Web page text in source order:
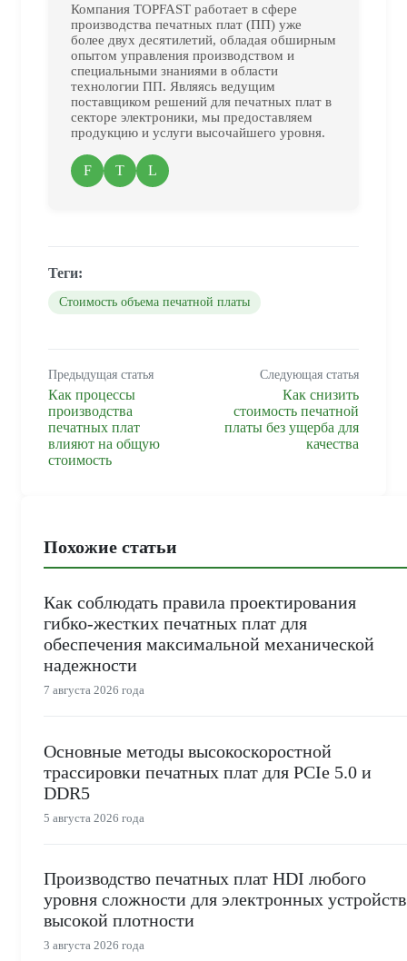
Компания TOPFAST работает в сфере
производства печатных плат (ПП) уже
более двух десятилетий, обладая обширным
опытом управления производством и
специальными знаниями в области
технологии ПП. Являясь ведущим
поставщиком решений для печатных плат в
секторе электроники, мы предоставляем
продукцию и услуги высочайшего уровня.
F T L
Теги:
Стоимость объема печатной платы
Предыдущая статья
Как процессы
производства
печатных плат
влияют на общую
стоимость
Следующая статья
Как снизить
стоимость печатной
платы без ущерба для
качества
Похожие статьи
Как соблюдать правила проектирования
гибко-жестких печатных плат для
обеспечения максимальной механической
надежности
7 августа 2026 года
Основные методы высокоскоростной
трассировки печатных плат для PCIe 5.0 и
DDR5
5 августа 2026 года
Производство печатных плат HDI любого
уровня сложности для электронных устройств
высокой плотности
3 августа 2026 года